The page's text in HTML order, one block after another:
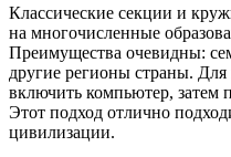
Классические секции и
на многочисленные
Преимущества очевидны:
другие регионы страны. Для
включить компьютер, затем
Этот подход отлично
цивилизации.